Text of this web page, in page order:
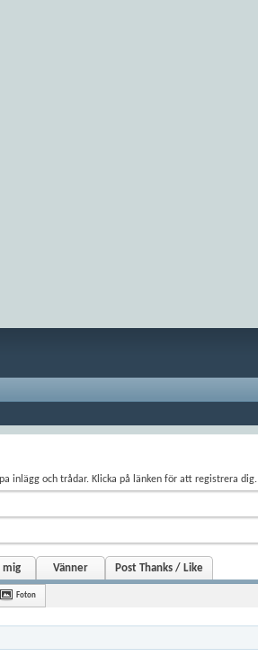
inlägg och trådar. Klicka på länken för att registrera dig.
mig Vänner Post Thanks / Like
Foton